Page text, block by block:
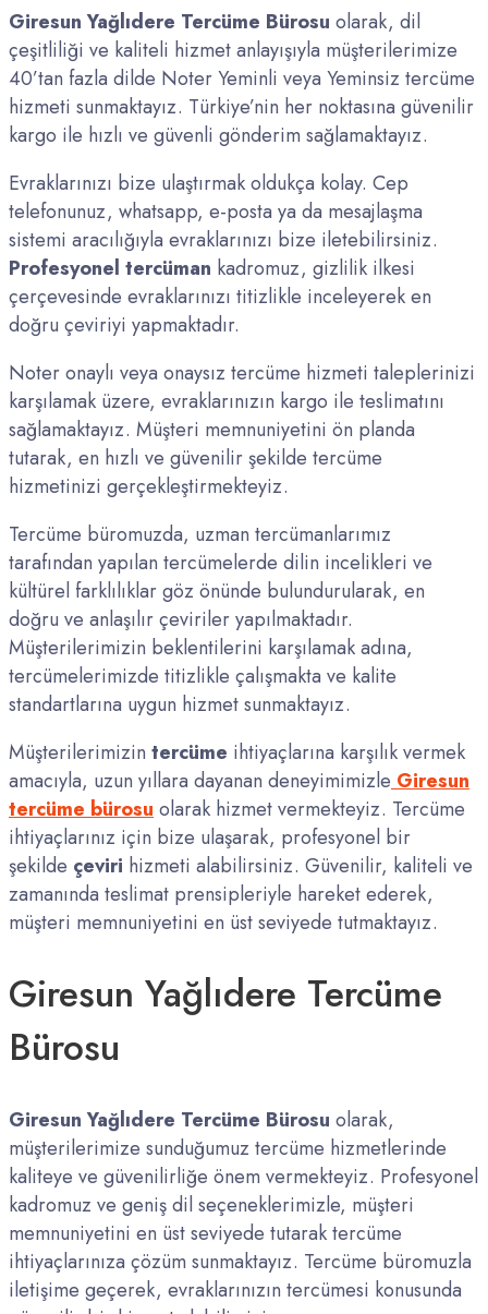
Giresun Yağlıdere Tercüme Bürosu olarak, dil
çeşitliliği ve kaliteli hizmet anlayışıyla müşterilerimize
40’tan fazla dilde Noter Yeminli veya Yeminsiz tercüme
hizmeti sunmaktayız. Türkiye’nin her noktasına güvenilir
kargo ile hızlı ve güvenli gönderim sağlamaktayız.
Evraklarınızı bize ulaştırmak oldukça kolay. Cep
telefonunuz, whatsapp, e-posta ya da mesajlaşma
sistemi aracılığıyla evraklarınızı bize iletebilirsiniz.
Profesyonel tercüman kadromuz, gizlilik ilkesi
çerçevesinde evraklarınızı titizlikle inceleyerek en
doğru çeviriyi yapmaktadır.
Noter onaylı veya onaysız tercüme hizmeti taleplerinizi
karşılamak üzere, evraklarınızın kargo ile teslimatını
sağlamaktayız. Müşteri memnuniyetini ön planda
tutarak, en hızlı ve güvenilir şekilde tercüme
hizmetinizi gerçekleştirmekteyiz.
Tercüme büromuzda, uzman tercümanlarımız
tarafından yapılan tercümelerde dilin incelikleri ve
kültürel farklılıklar göz önünde bulundurularak, en
doğru ve anlaşılır çeviriler yapılmaktadır.
Müşterilerimizin beklentilerini karşılamak adına,
tercümelerimizde titizlikle çalışmakta ve kalite
standartlarına uygun hizmet sunmaktayız.
Müşterilerimizin tercüme ihtiyaçlarına karşılık vermek
amacıyla, uzun yıllara dayanan deneyimimizle Giresun
tercüme bürosu olarak hizmet vermekteyiz. Tercüme
ihtiyaçlarınız için bize ulaşarak, profesyonel bir
şekilde çeviri hizmeti alabilirsiniz. Güvenilir, kaliteli ve
zamanında teslimat prensipleriyle hareket ederek,
müşteri memnuniyetini en üst seviyede tutmaktayız.
Giresun Yağlıdere Tercüme
Bürosu
Giresun Yağlıdere Tercüme Bürosu olarak,
müşterilerimize sunduğumuz tercüme hizmetlerinde
kaliteye ve güvenilirliğe önem vermekteyiz. Profesyonel
kadromuz ve geniş dil seçeneklerimizle, müşteri
memnuniyetini en üst seviyede tutarak tercüme
ihtiyaçlarınıza çözüm sunmaktayız. Tercüme büromuzla
iletişime geçerek, evraklarınızın tercümesi konusunda